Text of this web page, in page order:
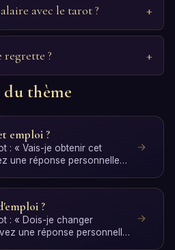
avec le tarot ?
regrette ?
thème
emploi ?
: « Vais-je obtenir cet
une réponse personnelle
?
: « Dois-je changer
une réponse personnelle